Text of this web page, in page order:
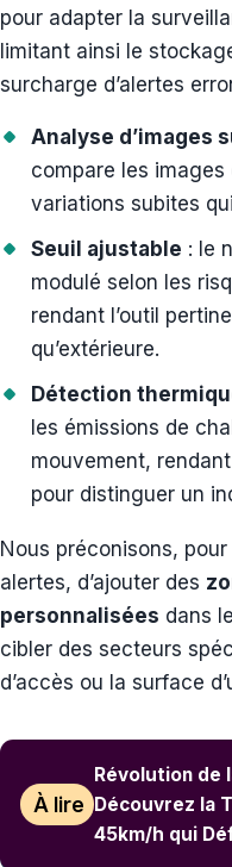
pour adapter la
limitant ainsi le
surcharge d’alertes
Analyse d’images
compare les
variations subites
Seuil ajustable : le
modulé selon les
rendant l’outil
qu’extérieure.
Détection
les émissions de
mouvement,
pour distinguer un
Nous préconisons,
alertes, d’ajouter des
personnalisées dans
cibler des secteurs
d’accès ou la surface
À lire
Révolution de
Découvrez la
45km/h qui